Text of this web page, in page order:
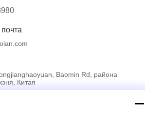
Baomin Rd, района
Китая